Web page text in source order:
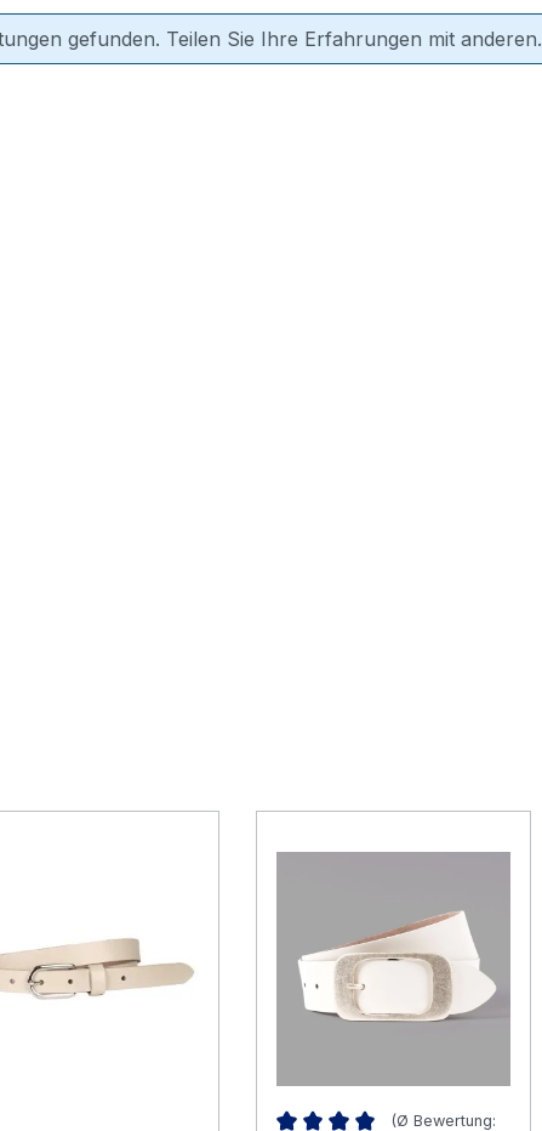
gefunden. Teilen Sie Ihre Erfahrungen mit anderen.
(Ø Bewertung: